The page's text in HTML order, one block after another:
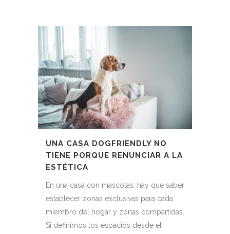
UNA CASA DOGFRIENDLY NO
TIENE PORQUE RENUNCIAR A LA
ESTÉTICA
En una casa con mascotas, hay que saber
establecer zonas exclusivas para cada
miembro del hogar y zonas compartidas.
Si definimos los espacios desde el